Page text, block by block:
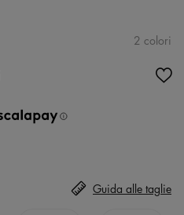
2 colori
Guida alle taglie